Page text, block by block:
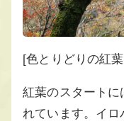
[色とりどりの紅
紅葉のスタート
れています。イ